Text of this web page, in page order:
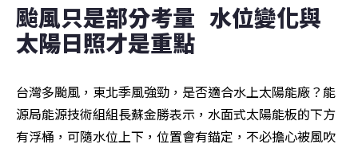
颱風只是部分考量   水位變化與
太陽日照才是重點
台灣多颱風，東北季風強勁，是否適合水上太陽能廠？能
源局能源技術組組長蘇金勝表示，水面式太陽能板的下方
有浮桶，可隨水位上下，位置會有錨定，不必擔心被風吹